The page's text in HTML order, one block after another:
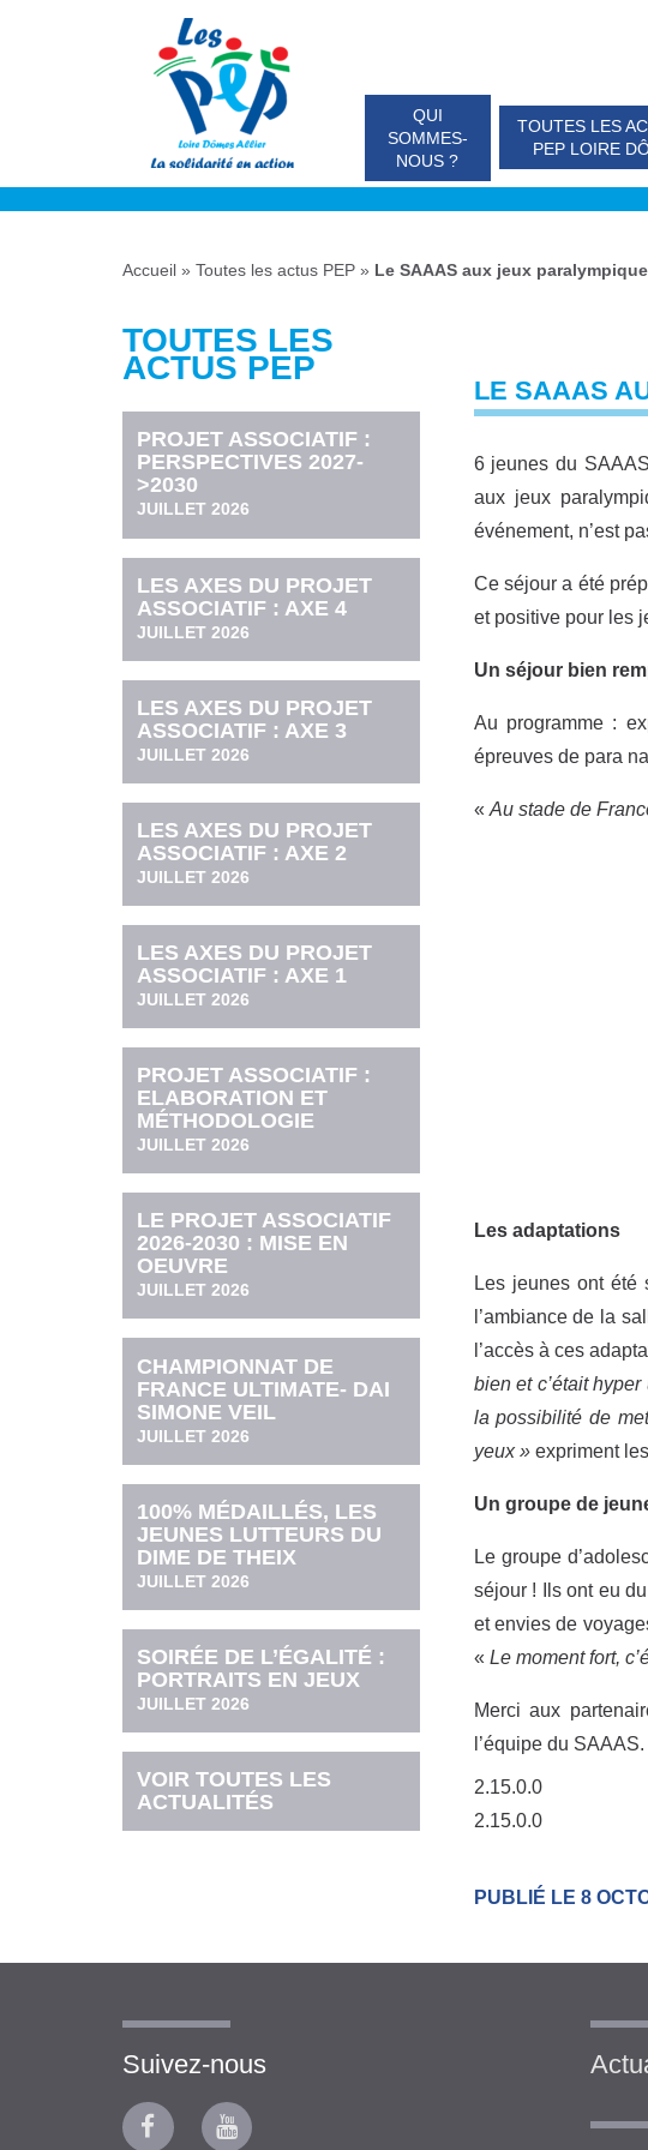
QUI
SOMMES-
NOUS ?
TOUTES LES
PEP LOIRE
Accueil » Toutes les actus PEP » Le SAAAS aux jeux
TOUTES LES
ACTUS PEP
PROJET ASSOCIATIF :
PERSPECTIVES 2027-
>2030
JUILLET 2026
LES AXES DU PROJET
ASSOCIATIF : AXE 4
JUILLET 2026
LES AXES DU PROJET
ASSOCIATIF : AXE 3
JUILLET 2026
LES AXES DU PROJET
ASSOCIATIF : AXE 2
JUILLET 2026
LES AXES DU PROJET
ASSOCIATIF : AXE 1
JUILLET 2026
PROJET ASSOCIATIF :
ELABORATION ET
MÉTHODOLOGIE
JUILLET 2026
LE PROJET ASSOCIATIF
2026-2030 : MISE EN
OEUVRE
JUILLET 2026
CHAMPIONNAT DE
FRANCE ULTIMATE- DAI
SIMONE VEIL
JUILLET 2026
100% MÉDAILLÉS, LES
JEUNES LUTTEURS DU
DIME DE THEIX
JUILLET 2026
SOIRÉE DE L’ÉGALITÉ :
PORTRAITS EN JEUX
JUILLET 2026
VOIR TOUTES LES
ACTUALITÉS
LE SAAAS
6 jeunes du
aux jeux
événement, n’est
Ce séjour a été
et positive pour les
Un séjour bien
Au programme :
épreuves de para
« Au stade de
Les adaptations
Les jeunes ont été
l’ambiance de la
l’accès à ces
bien et c’était hyper
la possibilité de
yeux » expriment
Un groupe de
Le groupe
séjour ! Ils ont eu
et envies de
« Le moment fort,
Merci aux
l’équipe du SAAAS.
2.15.0.0
2.15.0.0
PUBLIÉ LE 8
Suivez-nous